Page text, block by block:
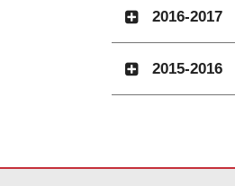
2016-2017
2015-2016